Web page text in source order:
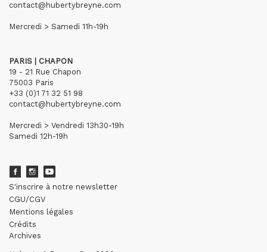
contact@hubertybreyne.com
Mercredi > Samedi 11h-19h
PARIS | CHAPON
19 - 21 Rue Chapon
75003 Paris
+33 (0)1 71 32 51 98
contact@hubertybreyne.com
Mercredi > Vendredi 13h30-19h
Samedi 12h-19h
S'inscrire à notre newsletter
CGU/CGV
Mentions légales
Crédits
Archives